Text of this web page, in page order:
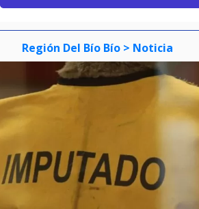
Región Del Bío Bío > Noticia